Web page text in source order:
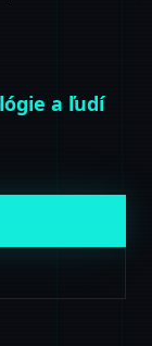
a ľudí